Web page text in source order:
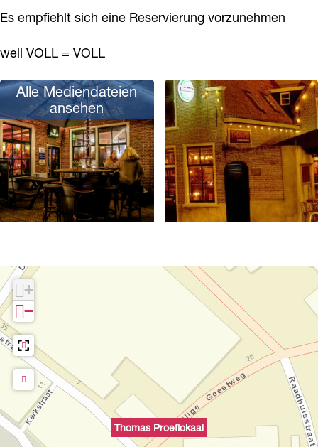
Es empfiehlt sich eine Reservierung vorzunehmen
weil VOLL = VOLL
Alle Mediendateien
ansehen
p
B
l
d
Thomas Proeflokaal
+
−